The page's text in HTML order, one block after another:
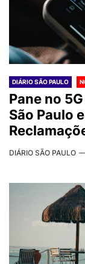
DIÁRIO SÃO PAULO
Pane no
São Paulo
DIÁRIO SÃO PAULO